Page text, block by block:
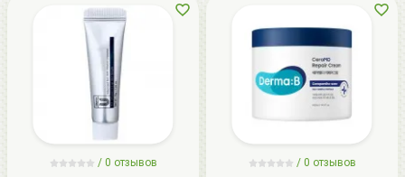
/ 0 отзывов
/ 0 отзывов